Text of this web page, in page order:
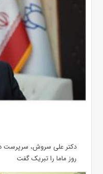
دکتر علی سروش، سرپرست
روز ماما را تبریک گفت